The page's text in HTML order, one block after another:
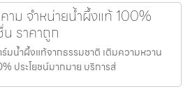
าม จำหน่ายน้ำผึ้งแท้ 100%
ราคาถูก
มน้ำผึ้งแท้จากธรรมชาติ เติมความหวาน
ประโยชน์มากมาย บริการส่